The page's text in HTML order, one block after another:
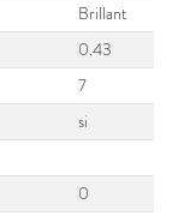
Brillant
0.43
7
si
0